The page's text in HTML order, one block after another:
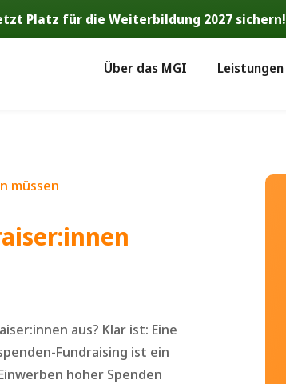
Platz für die Weiterbildung 2027 sichern!
Über das MGI Leistungen
aus? Klar ist: Eine
Fundraising ist ein
hoher Spenden